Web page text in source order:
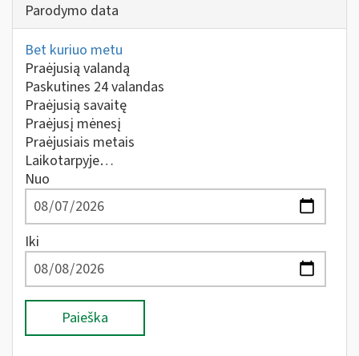
Parodymo data
Bet kuriuo metu
Praėjusią valandą
Paskutines 24 valandas
Praėjusią savaitę
Praėjusį mėnesį
Praėjusiais metais
Laikotarpyje…
Nuo
Iki
Paieška